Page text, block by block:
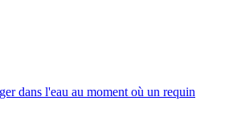
dans l'eau au moment où un requin